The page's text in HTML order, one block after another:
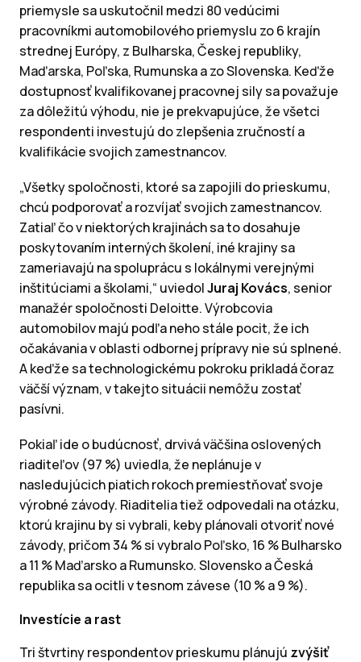
priemysle sa uskutočnil medzi 80 vedúcimi
pracovníkmi automobilového priemyslu zo 6 krajín
strednej Európy, z Bulharska, Českej republiky,
Maďarska, Poľska, Rumunska a zo Slovenska. Keďže
dostupnosť kvalifikovanej pracovnej sily sa považuje
za dôležitú výhodu, nie je prekvapujúce, že všetci
respondenti investujú do zlepšenia zručností a
kvalifikácie svojich zamestnancov.
„Všetky spoločnosti, ktoré sa zapojili do prieskumu,
chcú podporovať a rozvíjať svojich zamestnancov.
Zatiaľ čo v niektorých krajinách sa to dosahuje
poskytovaním interných školení, iné krajiny sa
zameriavajú na spoluprácu s lokálnymi verejnými
inštitúciami a školami,“ uviedolJuraj Kovács, senior
manažér spoločnosti Deloitte. Výrobcovia
automobilov majú podľa neho stále pocit, že ich
očakávania v oblasti odbornej prípravy nie sú splnené.
A keďže sa technologickému pokroku prikladá čoraz
väčší význam, v takejto situácii nemôžu zostať
pasívni.
Pokiaľ ide o budúcnosť, drvivá väčšina oslovených
riaditeľov (97 %) uviedla, že neplánuje v
nasledujúcich piatich rokoch premiestňovať svoje
výrobné závody. Riaditelia tiež odpovedali na otázku,
ktorú krajinu by si vybrali, keby plánovali otvoriť nové
závody, pričom 34 % si vybralo Poľsko, 16 % Bulharsko
a 11 % Maďarsko a Rumunsko. Slovensko a Česká
republika sa ocitli v tesnom závese (10 % a 9 %).
Investície a rast
Tri štvrtiny respondentov prieskumu plánujú zvýšiť